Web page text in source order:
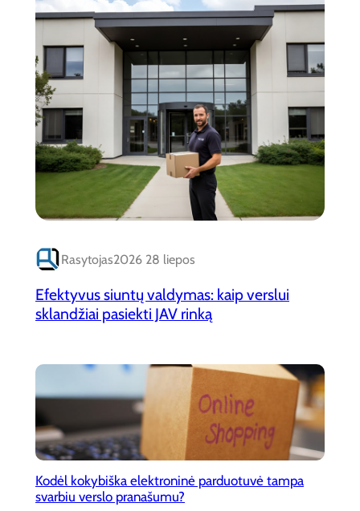
Rasytojas2026 28 liepos
Efektyvus siuntų valdymas: kaip verslui
sklandžiai pasiekti JAV rinką
Kodėl kokybiška elektroninė parduotuvė tampa
svarbiu verslo pranašumu?